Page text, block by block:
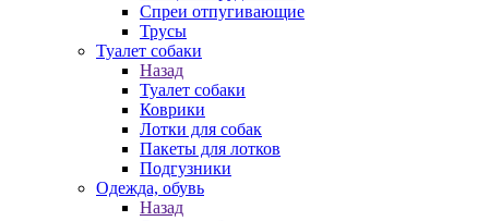
Спреи отпугивающие
Трусы
Туалет собаки
Назад
Туалет собаки
Коврики
Лотки для собак
Пакеты для лотков
Подгузники
Одежда, обувь
Назад